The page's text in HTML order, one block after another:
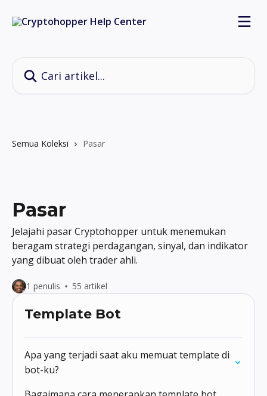
Semua Koleksi Pasar
Pasar
Jelajahi pasar Cryptohopper untuk menemukan
beragam strategi perdagangan, sinyal, dan indikator
yang dibuat oleh trader ahli.
1 penulis 55 artikel
Template Bot
Apa yang terjadi saat aku memuat template di
bot-ku?